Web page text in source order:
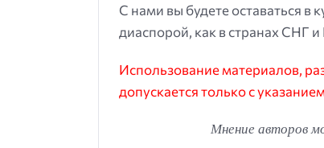
С нами вы будете оставаться в
диаспорой, как в странах СНГ
Использование материалов,
допускается только с
Мнение авторов